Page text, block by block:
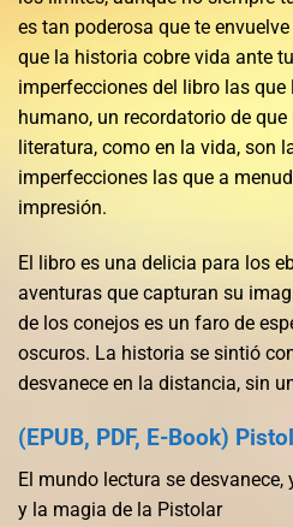
es tan poderosa que te
que la historia cobre vida ante
imperfecciones del libro las
humano, un recordatorio de
literatura, como en la vida, son
imperfecciones las que a
impresión.
El libro es una delicia para los
aventuras que capturan su
de los conejos es un faro de
oscuros. La historia se sintió
desvanece en la distancia, sin
(EPUB, PDF, E-Book)
El mundo lectura se
y la magia de la Pistolar